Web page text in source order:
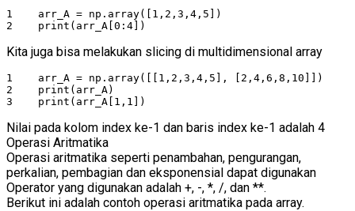
1    arr_A = np.array([1,2,3,4,5])
2    print(arr_A[0:4])
Kita juga bisa melakukan slicing di multidimensional array
1    arr_A = np.array([[1,2,3,4,5], [2,4,6,8,10]])
2    print(arr_A)
3    print(arr_A[1,1])
Nilai pada kolom index ke-1 dan baris index ke-1 adalah 4
Operasi Aritmatika
Operasi aritmatika seperti penambahan, pengurangan,
perkalian, pembagian dan eksponensial dapat digunakan
Operator yang digunakan adalah +, -, *, /, dan **.
Berikut ini adalah contoh operasi aritmatika pada array.